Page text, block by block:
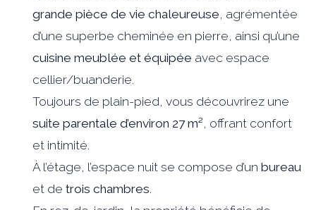
grande pièce de vie chaleureuse, agrémentée
d’une superbe cheminée en pierre, ainsi qu’une
cuisine meublée et équipée avec espace
cellier/buanderie.
Toujours de plain-pied, vous découvrirez une
suite parentale d’environ 27 m², offrant confort
et intimité.
À l’étage, l’espace nuit se compose d’unbureau
et detrois chambres.